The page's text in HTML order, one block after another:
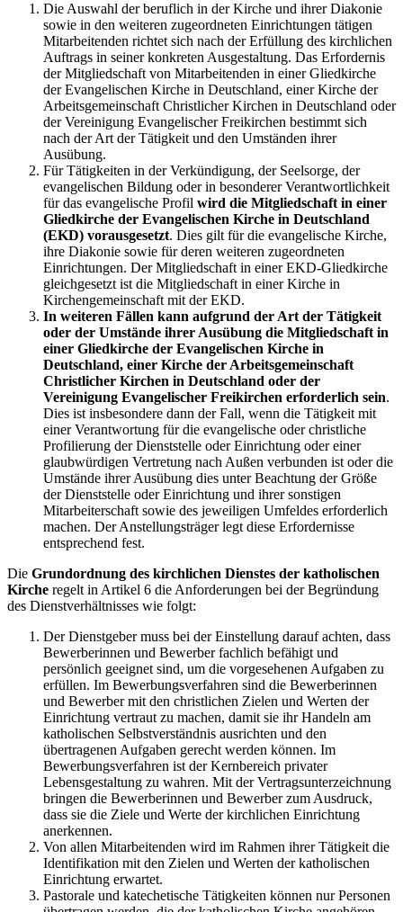
Die Auswahl der beruflich in der Kirche und ihrer Diakonie
sowie in den weiteren zugeordneten Einrichtungen tätigen
Mitarbeitenden richtet sich nach der Erfüllung des kirchlichen
Auftrags in seiner konkreten Ausgestaltung. Das Erfordernis
der Mitgliedschaft von Mitarbeitenden in einer Gliedkirche
der Evangelischen Kirche in Deutschland, einer Kirche der
Arbeitsgemeinschaft Christlicher Kirchen in Deutschland oder
der Vereinigung Evangelischer Freikirchen bestimmt sich
nach der Art der Tätigkeit und den Umständen ihrer
Ausübung.
Für Tätigkeiten in der Verkündigung, der Seelsorge, der
evangelischen Bildung oder in besonderer Verantwortlichkeit
für das evangelische Profil wird die Mitgliedschaft in einer
Gliedkirche der Evangelischen Kirche in Deutschland
(EKD) vorausgesetzt. Dies gilt für die evangelische Kirche,
ihre Diakonie sowie für deren weiteren zugeordneten
Einrichtungen. Der Mitgliedschaft in einer EKD-Gliedkirche
gleichgesetzt ist die Mitgliedschaft in einer Kirche in
Kirchengemeinschaft mit der EKD.
In weiteren Fällen kann aufgrund der Art der Tätigkeit
oder der Umstände ihrer Ausübung die Mitgliedschaft in
einer Gliedkirche der Evangelischen Kirche in
Deutschland, einer Kirche der Arbeitsgemeinschaft
Christlicher Kirchen in Deutschland oder der
Vereinigung Evangelischer Freikirchen erforderlich sein.
Dies ist insbesondere dann der Fall, wenn die Tätigkeit mit
einer Verantwortung für die evangelische oder christliche
Profilierung der Dienststelle oder Einrichtung oder einer
glaubwürdigen Vertretung nach Außen verbunden ist oder die
Umstände ihrer Ausübung dies unter Beachtung der Größe
der Dienststelle oder Einrichtung und ihrer sonstigen
Mitarbeiterschaft sowie des jeweiligen Umfeldes erforderlich
machen. Der Anstellungsträger legt diese Erfordernisse
entsprechend fest.
Die Grundordnung des kirchlichen Dienstes der katholischen
Kirche regelt in Artikel 6 die Anforderungen bei der Begründung
des Dienstverhältnisses wie folgt:
Der Dienstgeber muss bei der Einstellung darauf achten, dass
Bewerberinnen und Bewerber fachlich befähigt und
persönlich geeignet sind, um die vorgesehenen Aufgaben zu
erfüllen. Im Bewerbungsverfahren sind die Bewerberinnen
und Bewerber mit den christlichen Zielen und Werten der
Einrichtung vertraut zu machen, damit sie ihr Handeln am
katholischen Selbstverständnis ausrichten und den
übertragenen Aufgaben gerecht werden können. Im
Bewerbungsverfahren ist der Kernbereich privater
Lebensgestaltung zu wahren. Mit der Vertragsunterzeichnung
bringen die Bewerberinnen und Bewerber zum Ausdruck,
dass sie die Ziele und Werte der kirchlichen Einrichtung
anerkennen.
Von allen Mitarbeitenden wird im Rahmen ihrer Tätigkeit die
Identifikation mit den Zielen und Werten der katholischen
Einrichtung erwartet.
Pastorale und katechetische Tätigkeiten können nur Personen